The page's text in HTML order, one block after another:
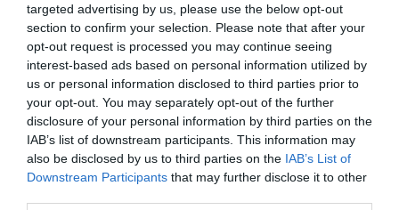
targeted advertising by us, please use the below opt-out
section to confirm your selection. Please note that after your
opt-out request is processed you may continue seeing
interest-based ads based on personal information utilized by
us or personal information disclosed to third parties prior to
your opt-out. You may separately opt-out of the further
disclosure of your personal information by third parties on the
IAB’s list of downstream participants. This information may
also be disclosed by us to third parties on the IAB’s List of
Downstream Participants that may further disclose it to other
07.08.2026 | 08:02
Κλιμακώνουν οι Χούθι: Eξαπέλυσαν επιθέσεις
κατά στρατιωτικών δυνάμεων στην Υεμένη –
Πλήγματα & στη Σαουδική Αραβία!